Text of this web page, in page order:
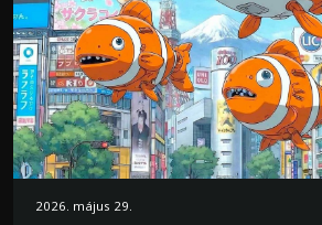
2026. május 29.